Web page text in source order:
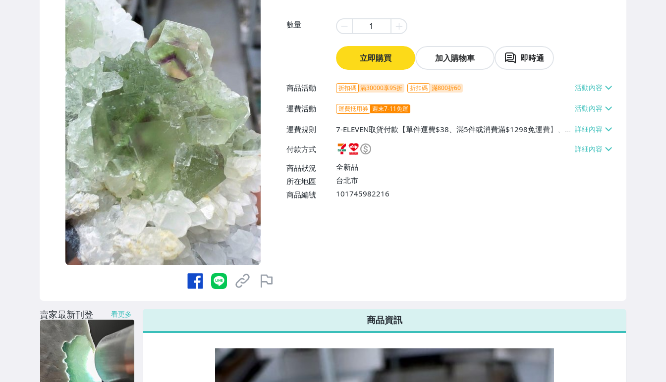
數量
立即購買 加入購物車 即時通
商品活動 折扣碼 滿30000享95折 折扣碼 滿800折60
運費活動 運費抵用券 週末7-11免運
運費規則
7-ELEVEN取貨付款【單件運費$38、滿5件或消費滿$1298免運費】、7-
ELEVEN取貨不付款【免運費】、萊爾富取貨付款【單件運費$60、滿5件
或消費滿$1298免運費】、宅配/貨運【單件運費$120、滿5件或消費滿
$1598免運費】
付款方式
商品狀況
全新品
所在地區
台北市
商品編號
101745982216
商品資訊
賣家最新刊登 看更多